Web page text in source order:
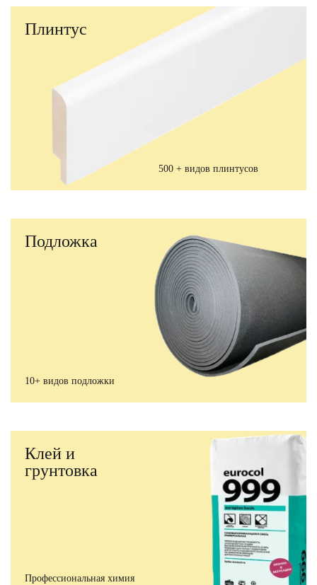
Плинтус
500 + видов плинтусов
Подложка
10+ видов подложки
Клей и
грунтовка
Профессиональная химия